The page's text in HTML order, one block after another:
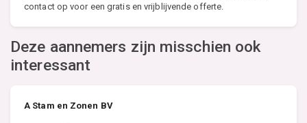
contact op voor een gratis en vrijblijvende offerte.
Deze aannemers zijn misschien ook
interessant
A Stam en Zonen BV